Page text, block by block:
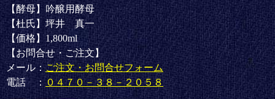
【酵母】吟醸用酵母
【杜氏】坪井 真一
【価格】1,800ml
【お問合せ・ご注文】
メール：ご注文・お問合せフォーム
電話 ： ０４７０－３８－２０５８